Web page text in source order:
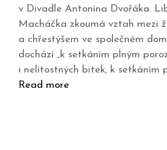
v Divadle Antonína Dvořáka.
Macháčka zkoumá vztah mezi
a chřestýšem ve společném
dochází „k setkáním plným
i nelítostných bitek, k setkáním
Read more